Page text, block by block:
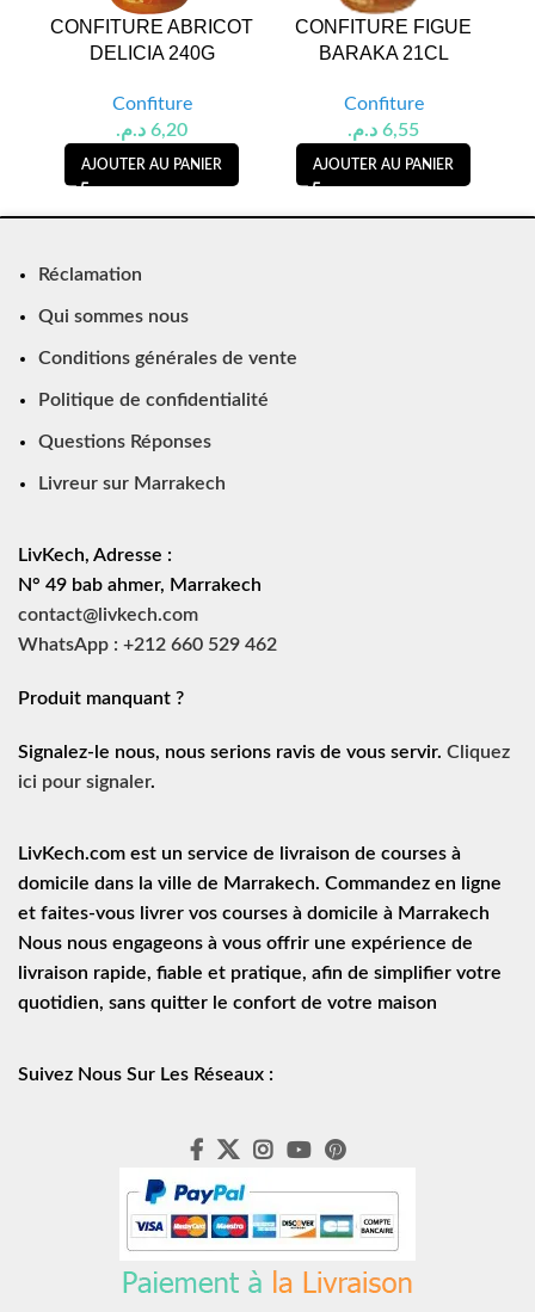
CONFITURE ABRICOT
DELICIA 240G
Confiture
6,20 د.م.
AJOUTER AU PANIER
CONFITURE FIGUE
BARAKA 21CL
Confiture
6,55 د.م.
AJOUTER AU PANIER
Réclamation
Qui sommes nous
Conditions générales de vente
Politique de confidentialité
Questions Réponses
Livreur sur Marrakech
LivKech, Adresse :
N° 49 bab ahmer, Marrakech
contact@livkech.com
WhatsApp : +212 660 529 462
Produit manquant ?
Signalez-le nous, nous serions ravis de vous servir. Cliquez
ici pour signaler.
LivKech.com est un service de
livraison de courses à
domicile dans la ville de Marrakech. Commandez en ligne
et faites-vous livrer vos courses à domicile à Marrakech
Nous nous engageons à vous offrir une expérience de
livraison rapide, fiable et pratique, afin de simplifier votre
quotidien, sans quitter le confort de votre maison
Suivez Nous Sur Les Réseaux :